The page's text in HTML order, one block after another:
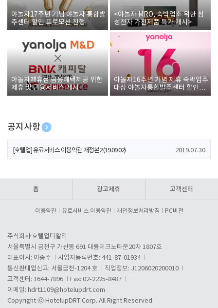
야놀자17주년 기념 야놀자 통합발
주센터 할인 프로모션 진행
<야놀자 MRO, 숙박업소 위한 삼
성전자 가전제품 특가 개시>
야놀자제휴점 금융혜택제공 위한
제휴 및 금융서비스 게시
야놀자16주년 기념 제휴 숙박업주
대상 야놀자통합발주센터 할인쿠
폰 증정
공지사항
[호텔업] 개인정보 처리방침 개정본1 (19.09.02)
[호텔업] 유료서비스 이용약관 개정본2 (19.09.02) 2019.07.30
홈 광고제휴 고객센터
이용약관 유료서비스 이용약관 개인정보처리방침 PC버전
주식회사 호텔업디알티
서울특별시 금천구 가산동 691 대륭테크노타운20차 1807호
대표이사: 이송주
사업자등록번호: 441-87-01934
통신판매업신고: 서울금천-1204 호
직업정보: J1206020200010
고객센터: 1644-7896
Fax: 02-2225-8487
이메일: hdrt1109@hotelupdrt.com
Copyright ⓒ HotelupDRT Corp. All Right Reserved.